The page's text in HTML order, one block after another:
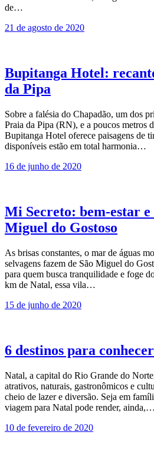
de…
21 de agosto de 2020
Bupitanga Hotel:
da Pipa
Sobre a falésia do Chapadão, um dos
Praia da Pipa (RN), e a poucos metros
Bupitanga Hotel oferece paisagens de
disponíveis estão em total harmonia…
16 de junho de 2020
Mi Secreto: bem-estar e
Miguel do Gostoso
As brisas constantes, o mar de águas
selvagens fazem de São Miguel do
para quem busca tranquilidade e foge
km de Natal, essa vila…
15 de junho de 2020
6 destinos para
Natal, a capital do Rio Grande do
atrativos, naturais, gastronômicos e
cheio de lazer e diversão. Seja em
viagem para Natal pode render, ainda,…
10 de fevereiro de 2020